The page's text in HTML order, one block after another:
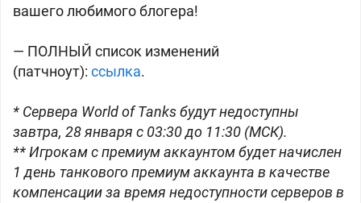
вашего любимого блогера!
— ПОЛНЫЙ список изменений
(патчноут): ссылка.
* Сервера World of Tanks будут недоступны
завтра, 28 января с 03:30 до 11:30 (МСК).
** Игрокам с премиум аккаунтом будет начислен
1 день танкового премиум аккаунта в качестве
компенсации за время недоступности серверов в